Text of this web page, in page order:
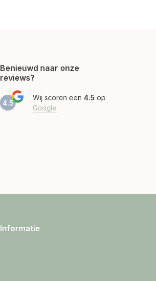
Benieuwd naar onze
reviews?
4.5
Wij scoren een 4.5 op
Google
Informatie